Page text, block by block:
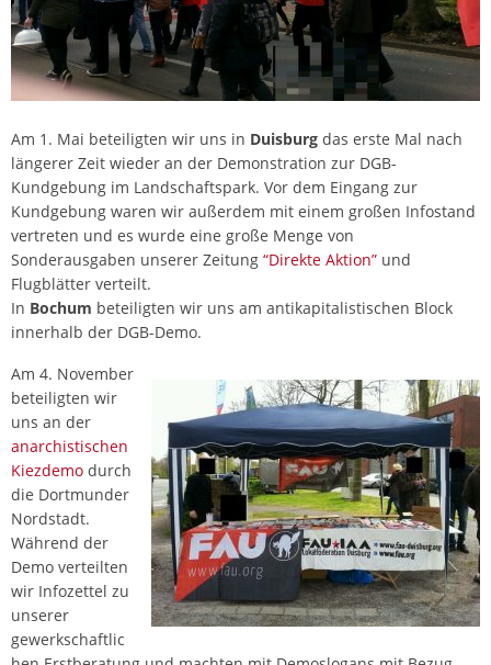
Am 1. Mai beteiligten wir uns in Duisburg das erste Mal nach
längerer Zeit wieder an der Demonstration zur DGB-
Kundgebung im Landschaftspark. Vor dem Eingang zur
Kundgebung waren wir außerdem mit einem großen Infostand
vertreten und es wurde eine große Menge von
Sonderausgaben unserer Zeitung “Direkte Aktion” und
Flugblätter verteilt.
In Bochum beteiligten wir uns am antikapitalistischen Block
innerhalb der DGB-Demo.
Am 4. November
beteiligten wir
uns an der
anarchistischen
Kiezdemo durch
die Dortmunder
Nordstadt.
Während der
Demo verteilten
wir Infozettel zu
unserer
gewerkschaftlic